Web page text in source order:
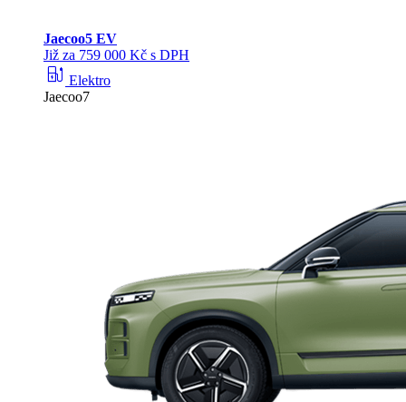
Jaecoo5 EV
Již za 759 000 Kč s DPH
ev_station Elektro
Jaecoo7